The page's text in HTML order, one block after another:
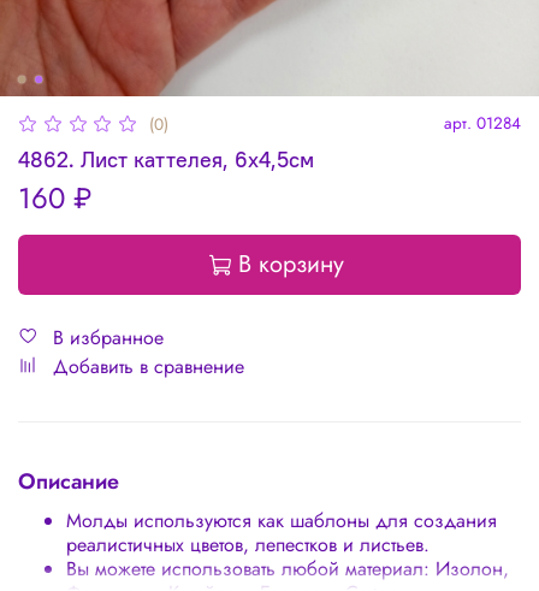
(0) арт. 01284
4862. Лист каттелея, 6х4,5см
160 ₽
В корзину
В избранное
Добавить в сравнение
Описание
Молды используются как шаблоны для создания
реалистичных цветов, лепестков и листьев.
Вы можете использовать любой материал: Изолон,